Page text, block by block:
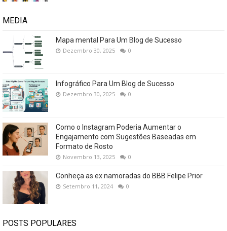
MEDIA
Mapa mental Para Um Blog de Sucesso
Dezembro 30, 2025 0
Infográfico Para Um Blog de Sucesso
Dezembro 30, 2025 0
Como o Instagram Poderia Aumentar o
Engajamento com Sugestões Baseadas em
Formato de Rosto
Novembro 13, 2025 0
Conheça as ex namoradas do BBB Felipe Prior
Setembro 11, 2024 0
POSTS POPULARES